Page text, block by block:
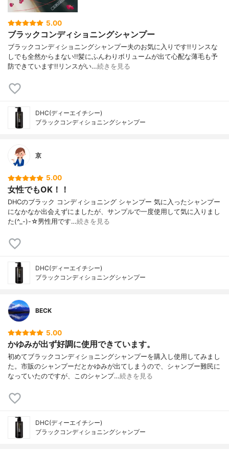
5.00
ブラックコンディショニングシャンプー
ブラックコンディショニングシャンプー夫のお気に入りです!!リンスな
しでも全然からまない!!髪にふんわりボリュームが出て心配な薄毛も予
防できています!!リンスがい…続きを見る
DHC(ディーエイチシー)
ブラックコンディショニングシャンプー
京
5.00
女性でもOK！！
DHCのブラック コンディショニング シャンプー 気に入ったシャンプー
になかなか出会えずにましたが、サンプルで一度使用して気に入りまし
た(^_-)-☆男性用です…続きを見る
DHC(ディーエイチシー)
ブラックコンディショニングシャンプー
BECK
5.00
かゆみが出ず好調に使用できています。
初めてブラックコンディショニングシャンプーを購入し使用してみまし
た。市販のシャンプーだとかゆみが出てしまうので、シャンプー難民に
なっていたのですが、このシャンプ…続きを見る
DHC(ディーエイチシー)
ブラックコンディショニングシャンプー